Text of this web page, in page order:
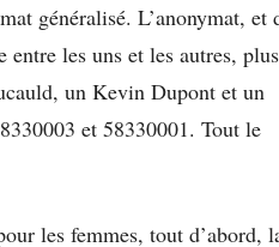
généralisé. L’anonymat, et
entre les uns et les autres,
un Kevin Dupont et un
et 58330001. Tout le
les femmes, tout d’abord,